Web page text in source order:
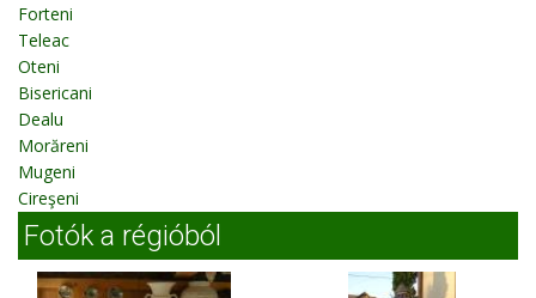
Forteni
Teleac
Oteni
Bisericani
Dealu
Morăreni
Mugeni
Cireşeni
Fotók a régióból